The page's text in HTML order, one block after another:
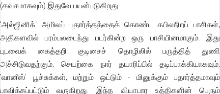
(கவசமாகவும்) இதுவே பயன்படுகிறது.
'அல்ஜினிக்' அமிலப் பதார்த்தத்தைக் கொண்ட கபிலநிறப் பாசிகள்,
அதிகளவில் பரம்பலடைந்து படர்கின்ற ஒரு பாசியினமாகும். இது
புடவைக் கைத்தறி குடிசைச் தொழிலில் பருத்தித் துணி
அச்சிடுவதற்கும், செயற்கை நார் தயாரிப்பில் தடிப்பாக்கியாகவும்,
'வானீஸ்' பூச்சுக்கள், மற்றும் ஒட்டும் - மினுக்கும் பதார்த்தமாவும்
பாவிக்கப்பட்டும் வருகிறது. இந்த வியாபார உத்திகளின் பெரும்